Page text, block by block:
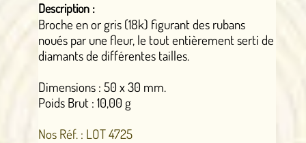
Description :
Broche en or gris (18k) figurant des rubans
noués par une fleur, le tout entièrement serti de
diamants de différentes tailles.
Dimensions : 50 x 30 mm.
Poids Brut : 10,00 g
Nos Réf. : LOT 4725